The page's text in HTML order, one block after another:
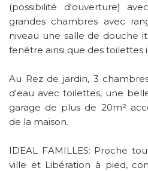
(possibilité d'ouverture)
grandes chambres avec
niveau une salle de douche
fenêtre ainsi que des toilettes
Au Rez de jardin, 3
d'eau avec toilettes, une
garage de plus de 20m²
de la maison.
IDEAL FAMILLES: Proche
ville et Libération à pied,